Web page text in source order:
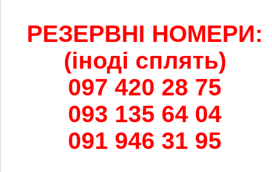
РЕЗЕРВНІ НОМЕРИ:
(іноді сплять)
097 420 28 75
093 135 64 04
091 946 31 95